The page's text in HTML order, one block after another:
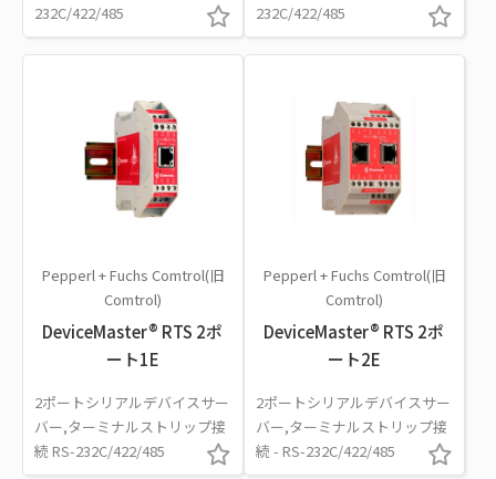
232C/422/485
232C/422/485
Pepperl + Fuchs Comtrol(旧
Comtrol)
DeviceMaster® RTS 2ポ
ート1E
2ポートシリアルデバイスサー
バー,ターミナルストリップ接
続 RS-232C/422/485
Pepperl + Fuchs Comtrol(旧
Comtrol)
DeviceMaster® RTS 2ポ
ート2E
2ポートシリアルデバイスサー
バー,ターミナルストリップ接
続 - RS-232C/422/485